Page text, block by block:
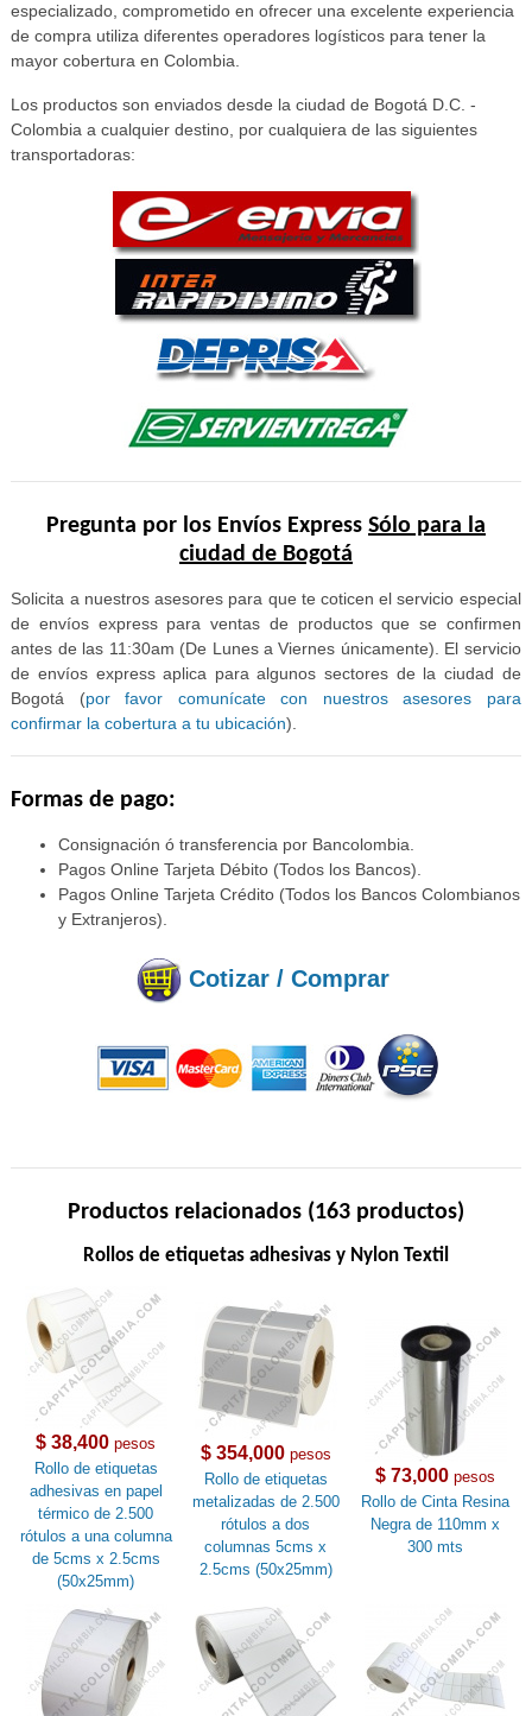
especializado, comprometido en ofrecer una excelente experiencia
de compra utiliza diferentes operadores logísticos para tener la
mayor cobertura en Colombia.
Los productos son enviados desde la ciudad de Bogotá D.C. -
Colombia a cualquier destino, por cualquiera de las siguientes
transportadoras:
Pregunta por los Envíos Express Sólo para la
ciudad de Bogotá
Solicita a nuestros asesores para que te coticen el servicio especial
de envíos express para ventas de productos que se confirmen
antes de las 11:30am (De Lunes a Viernes únicamente). El servicio
de envíos express aplica para algunos sectores de la ciudad de
Bogotá (por favor comunícate con nuestros asesores para
confirmar la cobertura a tu ubicación).
Formas de pago:
Consignación ó transferencia por Bancolombia.
Pagos Online Tarjeta Débito (Todos los Bancos).
Pagos Online Tarjeta Crédito (Todos los Bancos Colombianos
y Extranjeros).
Cotizar / Comprar
Productos relacionados (163 productos)
Rollos de etiquetas adhesivas y Nylon Textil
$ 38,400 pesos
Rollo de etiquetas
adhesivas en papel
térmico de 2.500
rótulos a una columna
de 5cms x 2.5cms
(50x25mm)
$ 354,000pesos
Rollo de etiquetas
metalizadas de 2.500
rótulos a dos
columnas 5cms x
2.5cms (50x25mm)
$ 73,000 pesos
Rollo de Cinta Resina
Negra de 110mm x
300 mts